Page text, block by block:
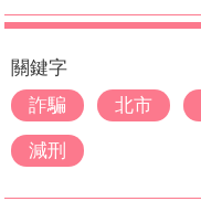
關鍵字
詐騙
北市
減刑